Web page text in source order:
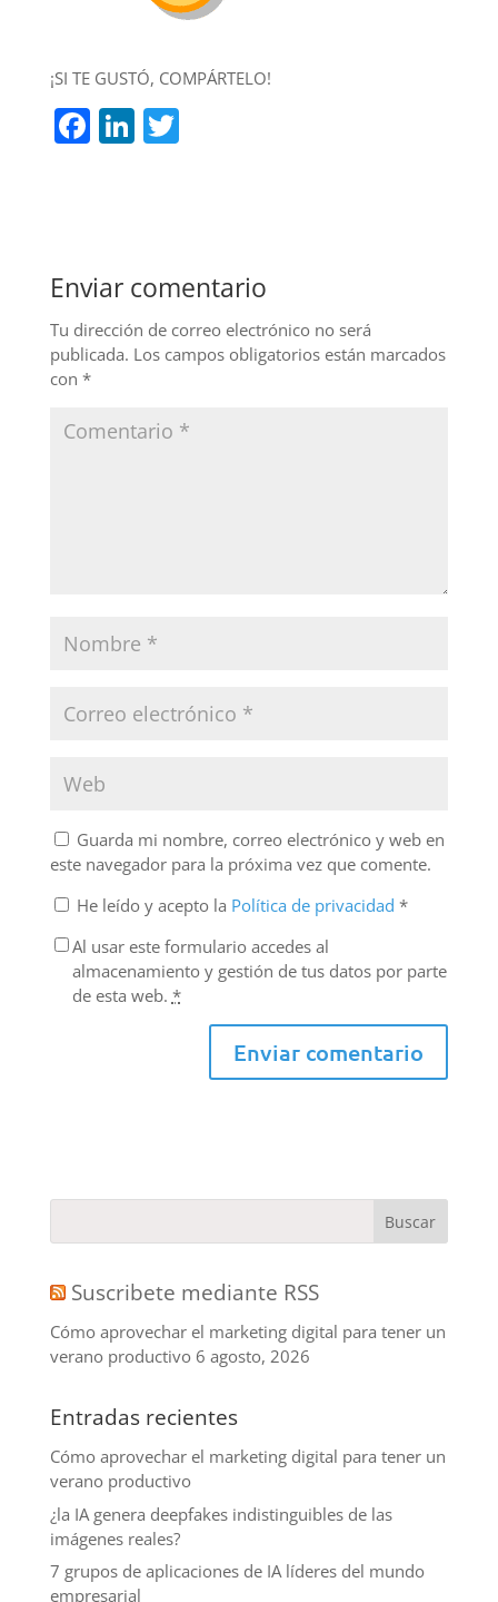
¡SI TE GUSTÓ, COMPÁRTELO!
F
b
o
o
k
Li
n
T
Enviar comentario
Tu dirección de correo electrónico no será
publicada. Los campos obligatorios están marcados
con *
Guarda mi nombre, correo electrónico y web en
este navegador para la próxima vez que comente.
He leído y acepto la Política de privacidad *
Al usar este formulario accedes al
almacenamiento y gestión de tus datos por parte
de esta web. *
Suscribete mediante RSS
Cómo aprovechar el marketing digital para tener un
verano productivo 6 agosto, 2026
Entradas recientes
Cómo aprovechar el marketing digital para tener un
verano productivo
¿la IA genera deepfakes indistinguibles de las
imágenes reales?
7 grupos de aplicaciones de IA líderes del mundo
empresarial